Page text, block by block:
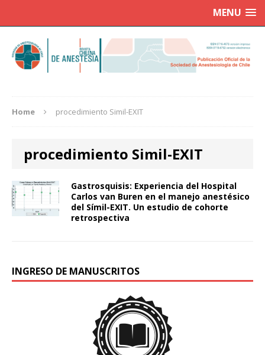
MENU
Home procedimiento Simil-EXIT
procedimiento Simil-EXIT
Gastrosquisis: Experiencia del Hospital
Carlos van Buren en el manejo anestésico
del Símil-EXIT. Un estudio de cohorte
retrospectiva
INGRESO DE MANUSCRITOS